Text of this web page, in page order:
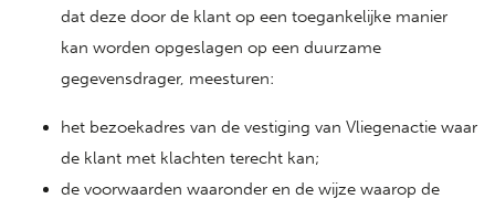
dat deze door de klant op een toegankelijke manier
kan worden opgeslagen op een duurzame
gegevensdrager, meesturen:
het bezoekadres van de vestiging van Vliegenactie waar
de klant met klachten terecht kan;
de voorwaarden waaronder en de wijze waarop de